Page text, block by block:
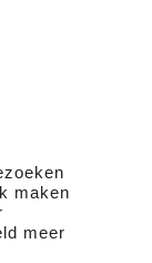
maken
meer